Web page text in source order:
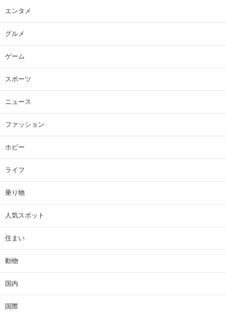
エンタメ
グルメ
ゲーム
スポーツ
ニュース
ファッション
ホビー
ライフ
乗り物
人気スポット
住まい
動物
国内
国際